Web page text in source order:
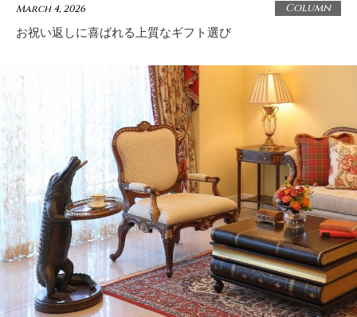
March 4, 2026 Column
お祝い返しに喜ばれる上質なギフト選び